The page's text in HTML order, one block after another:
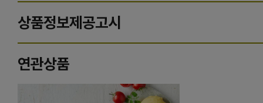
상품정보제공고시
연관상품